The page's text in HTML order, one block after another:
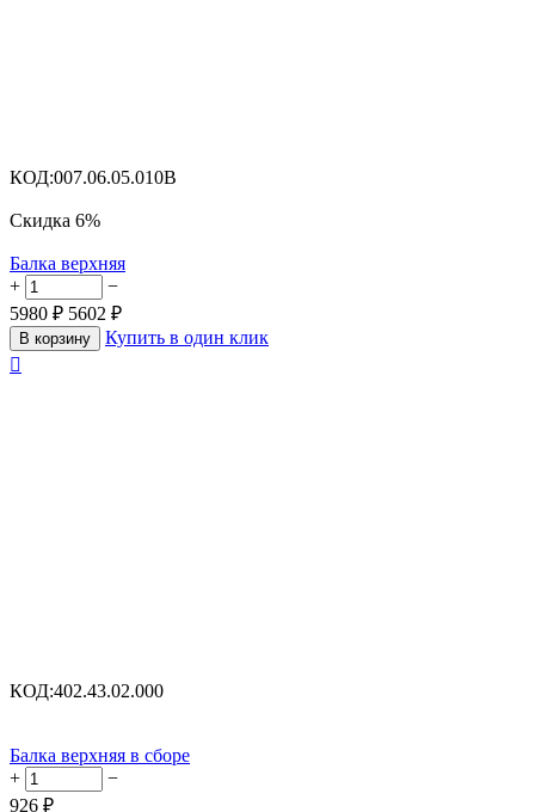
КОД:007.06.05.010B
Скидка 6%
Балка верхняя
+
−
5980 ₽ 5602 ₽
В корзину
Купить в один клик

КОД:402.43.02.000
Балка верхняя в сборе
+
−
926 ₽